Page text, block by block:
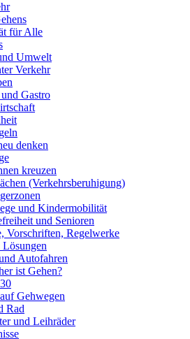
für Alle
Umwelt
Verkehr
Gastro
denken
kreuzen
(Verkehrsberuhigung)
und Kindermobilität
und Senioren
Vorschriften, Regelwerke
Autofahren
ist Gehen?
Gehwegen
Rad
und Leihräder